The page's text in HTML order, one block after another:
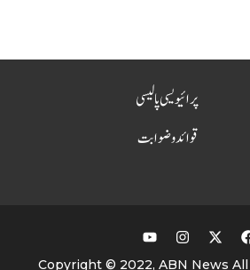
پرائیویسی پالیسی
قوائد و ضوابت
Copyright © 2022, ABN News